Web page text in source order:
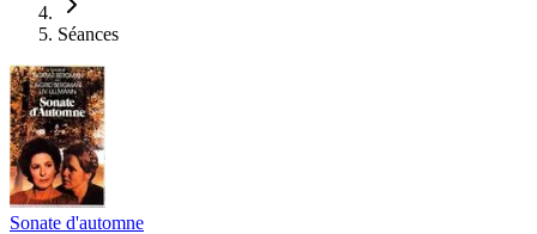
Séances
Sonate d'automne